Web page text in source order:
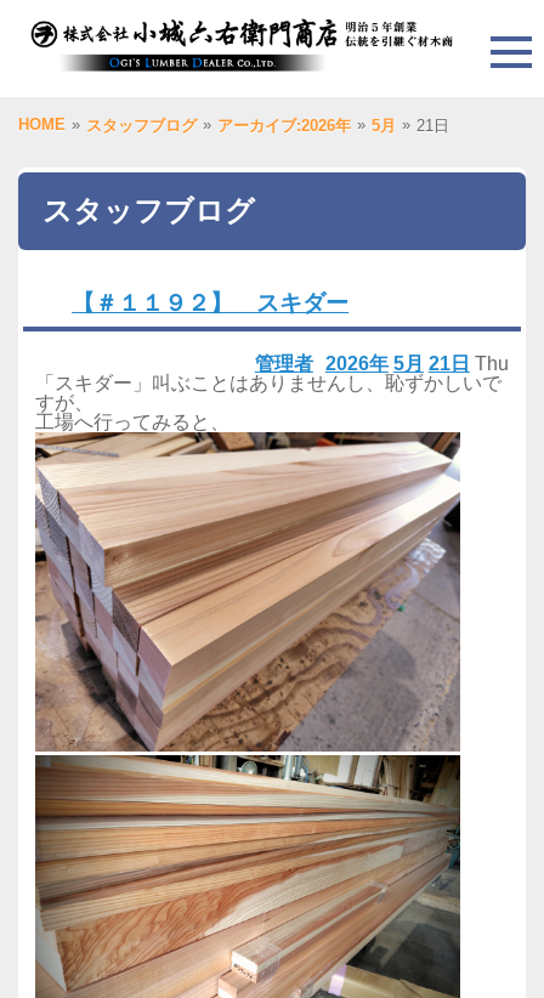
HOME » スタッフブログ » アーカイブ:2026年 » 5月 » 21日
スタッフブログ
【＃１１９２】 スキダー
2026年 5月 21日 Thu
管理者
「スキダー」叫ぶことはありませんし、恥ずかしいで
すが、
工場へ行ってみると、